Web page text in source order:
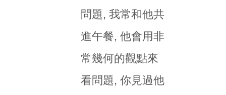
問題, 我常和他共
進午餐, 他會用非
常幾何的觀點來
看問題, 你見過他